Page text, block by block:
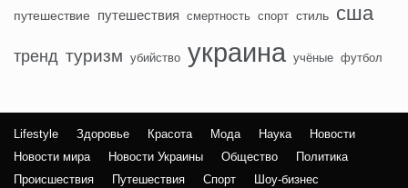
путешествие путешествия смертность спорт стиль сша
тренд туризм убийство украина учёные футбол
Lifestyle Здоровье Красота Мода Наука
Новости
Новости мира
Новости Украины Общество
Политика
Происшествия
Путешествия Спорт Шоу-бизнес